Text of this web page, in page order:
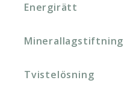
Energirätt
Minerallagstiftning
Tvistelösning